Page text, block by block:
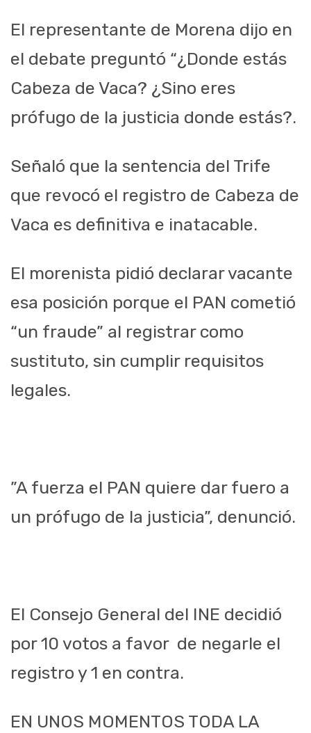
El representante de Morena dijo en
el debate preguntó “¿Donde estás
Cabeza de Vaca? ¿Sino eres
prófugo de la justicia donde estás?.
Señaló que la sentencia del Trife
que revocó el registro de Cabeza de
Vaca es definitiva e inatacable.
El morenista pidió declarar vacante
esa posición porque el PAN cometió
“un fraude” al registrar como
sustituto, sin cumplir requisitos
legales.
”A fuerza el PAN quiere dar fuero a
un prófugo de la justicia”, denunció.
El Consejo General del INE decidió
por 10 votos a favor de negarle el
registro y 1 en contra.
EN UNOS MOMENTOS TODA LA